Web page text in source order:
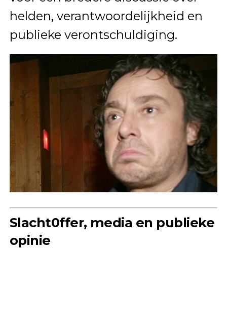
helden, verantwoordelijkheid en
publieke verontschuldiging.
Slacht0ffer, media en publieke
opinie